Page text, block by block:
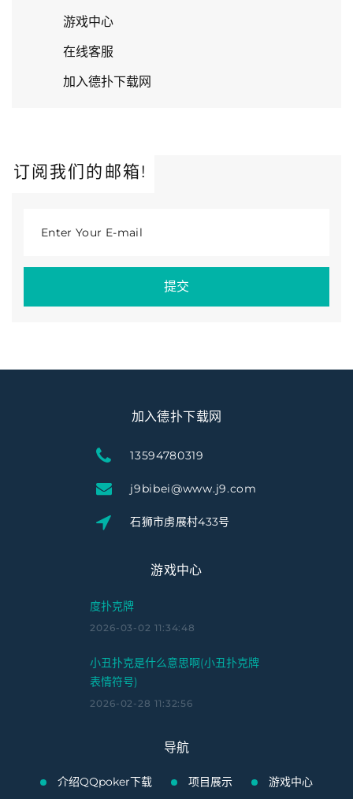
游戏中心
在线客服
加入德扑下载网
订阅我们的邮箱!
Enter Your E-mail
提交
加入德扑下载网
13594780319
j9bibei@www.j9.com
石狮市虏展村433号
游戏中心
度扑克牌
2026-03-02 11:34:48
小丑扑克是什么意思啊(小丑扑克牌
表情符号)
2026-02-28 11:32:56
导航
介绍QQpoker下载 项目展示
游戏中心